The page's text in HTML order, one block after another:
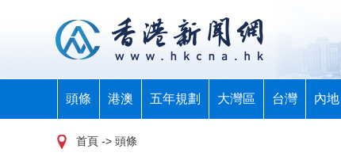
頭條 港澳 五年規劃 大灣區 台灣 內地
首頁 -> 頭條